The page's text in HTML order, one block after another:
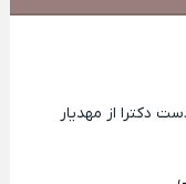
دکترا از مهدیار